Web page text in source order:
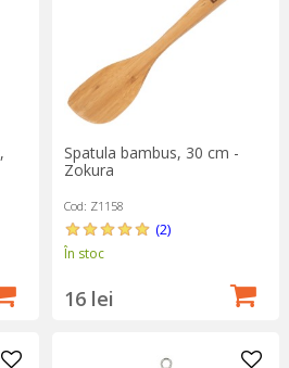
Spatula bambus, 30 cm -
Zokura
Cod: Z1158
(2)
În stoc
16 lei